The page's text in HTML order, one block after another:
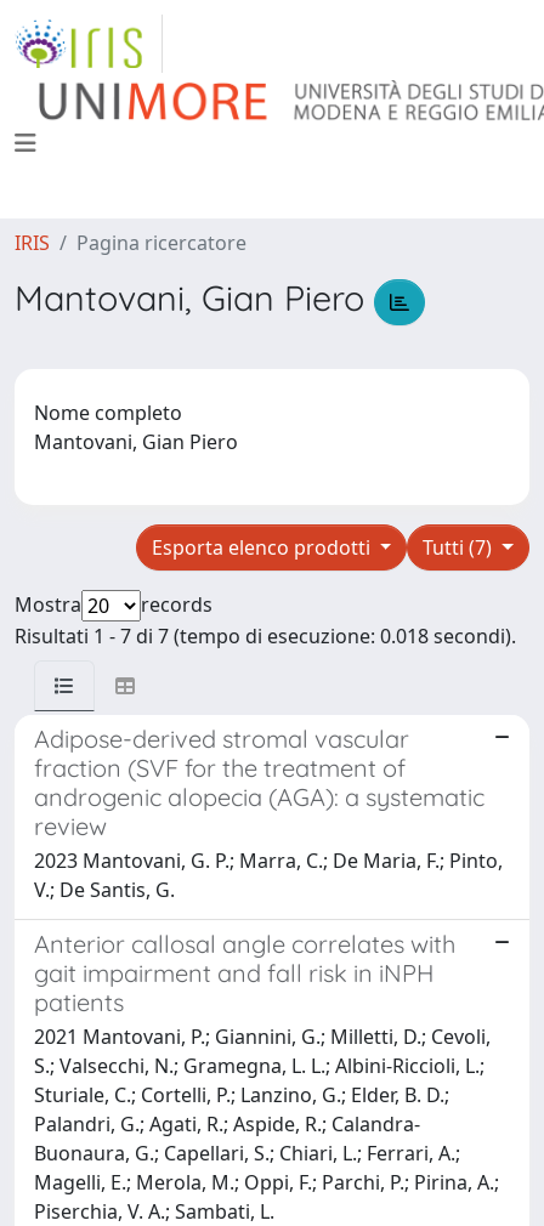
IRIS Pagina ricercatore
Mantovani, Gian Piero
Nome completo
Mantovani, Gian Piero
Tutti (7)
Esporta elenco prodotti
Mostra
records
Risultati 1 - 7 di 7 (tempo di esecuzione: 0.018 secondi).
Adipose-derived stromal vascular
fraction (SVF for the treatment of
androgenic alopecia (AGA): a systematic
review
2023 Mantovani, G. P.; Marra, C.; De Maria, F.; Pinto,
V.; De Santis, G.
Anterior callosal angle correlates with
gait impairment and fall risk in iNPH
patients
2021 Mantovani, P.; Giannini, G.; Milletti, D.; Cevoli,
S.; Valsecchi, N.; Gramegna, L. L.; Albini-Riccioli, L.;
Sturiale, C.; Cortelli, P.; Lanzino, G.; Elder, B. D.;
Palandri, G.; Agati, R.; Aspide, R.; Calandra-
Buonaura, G.; Capellari, S.; Chiari, L.; Ferrari, A.;
Magelli, E.; Merola, M.; Oppi, F.; Parchi, P.; Pirina, A.;
Piserchia, V. A.; Sambati, L.